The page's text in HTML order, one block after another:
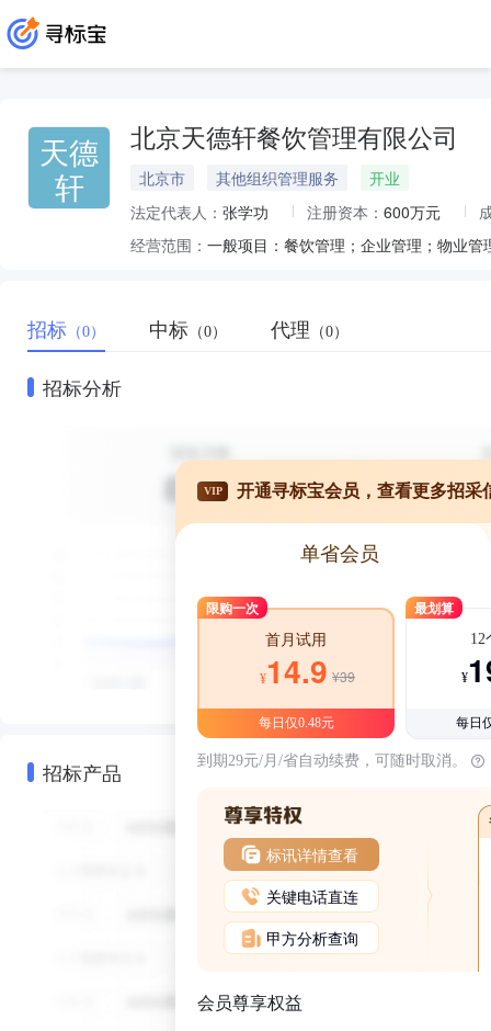
天德
轩
北京天德轩餐饮管理有限公司
北京市 其他组织管理服务
开业
法定代表人： 张学功 注册资本： 600万元
经营范围：
招标 （0） 中标 （0） 代理 （0）
招标分析
招标产品
VIP 开通寻标宝会员，查看更多招采
单省会员
限购一次
首月试用
¥14.9 ¥39
每日仅0.48元
最划算
12
¥
每日
到期29元/月/省自动续费，可随时取消。
标讯详情查看
关键电话直连
甲方分析查询
会员尊享权益